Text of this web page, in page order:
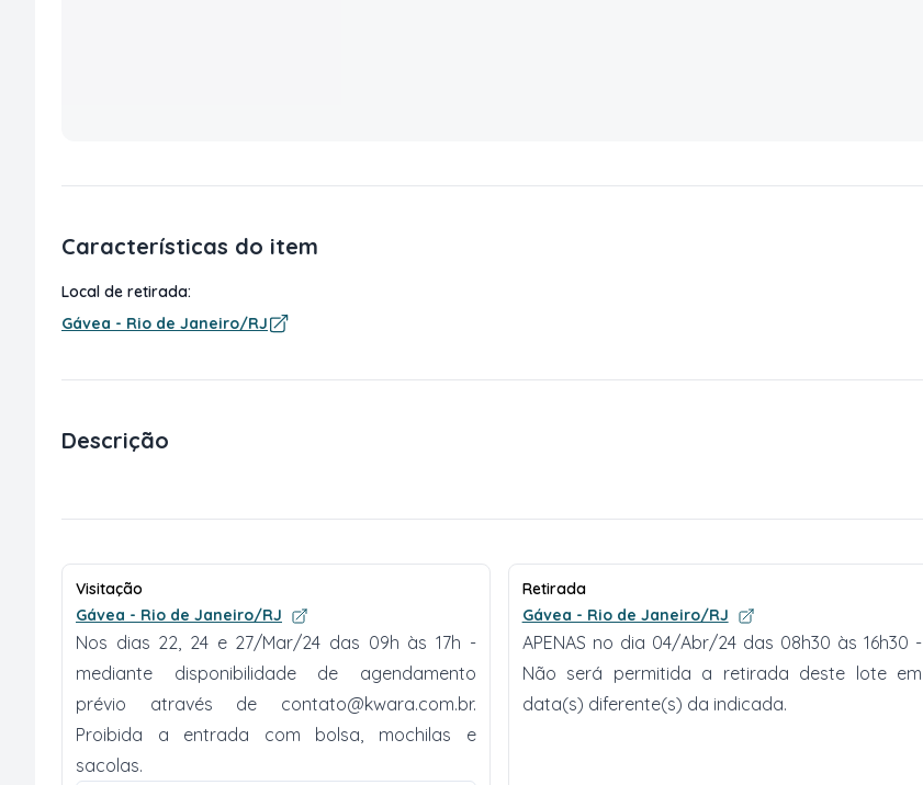
Características do item
Local de retirada:
Gávea - Rio de Janeiro/RJ
Descrição
Visitação
Gávea - Rio de Janeiro/RJ
Nos dias 22, 24 e 27/Mar/24 das 09h às 17h -
mediante disponibilidade de agendamento
prévio através de contato@kwara.com.br.
Proibida a entrada com bolsa, mochilas e
sacolas.
Retirada
Gávea - Rio de Janeiro/RJ
APENAS no dia 04/Abr/24 das 08h30 às 16h30 -
Não será permitida a retirada deste lote em
data(s) diferente(s) da indicada.